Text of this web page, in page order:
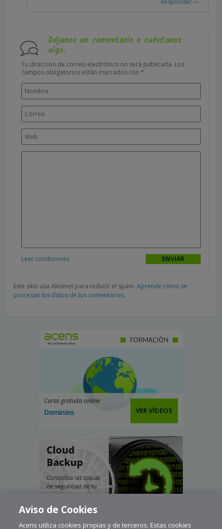
Responder
Déjanos un comentario o cuéntanos
algo.
Tu dirección de correo electrónico no será publicada. Los
campos obligatorios están marcados con *
Leer condiciones
Este sitio usa Akismet para reducir el spam. Aprende cómo se
procesan los datos de tus comentarios.
Curso gratuito online
Dominios VER VÍDEOS
Aviso de Cookies
Acens utiliza cookies propias y de terceros. Estas cookies